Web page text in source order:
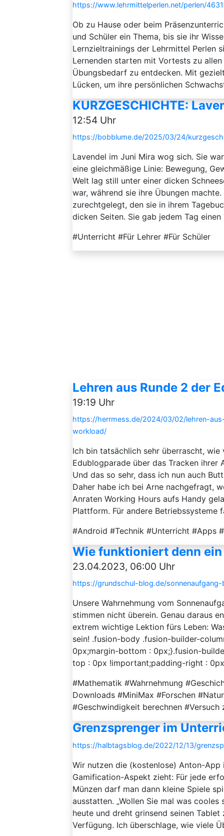
https://www.lehrmittelperlen.net/perlen/
Ob zu Hause oder beim
und Schüler ein Thema, bis sie ihr
Lernzieltrainings der Lehrmittel Perlen
Lernenden starten mit Vortests zu
Übungsbedarf zu entdecken. Mit
Lücken, um ihre persönlichen
KURZGESCHICHTE:
12:54 Uhr
https://bobblume.de/2025/03/24/
Lavendel im Juni Mira wog sich. Sie
eine gleichmäßige Linie: Bewegung,
Welt lag still unter einer dicken
war, während sie ihre Übungen
zurechtgelegt, den sie in ihrem
dicken Seiten. Sie gab jedem Tag einen
#Unterricht #Für Lehrer #Für Schüler
Lehren aus Runde 2 der
19:19 Uhr
https://herrmess.de/2024/03/02/lehren-
workload/
Ich bin tatsächlich sehr überrascht,
Edublogparade über das Tracken ihrer
Und das so sehr, dass ich nun auch
Daher habe ich bei Arne nachgefragt,
Anraten Working Hours aufs Handy
Plattform. Für andere Betriebssysteme
#Android #Technik #Unterricht #Apps
Wie funktioniert denn
23.04.2023, 06:00 Uhr
https://grundschul-blog.de/
Unsere Wahrnehmung vom
stimmen nicht überein. Genau daraus
extrem wichtige Lektion fürs Leben:
sein! .fusion-body .fusion-builder-
0px;margin-bottom : 0px;}.fusion-
top : 0px !important;padding-right :
#Mathematik #Wahrnehmung
Downloads #MiniMax #Forschen
#Geschwindigkeit berechnen
Grenzsprenger im
https://halbtagsblog.de/2022/12/13/
Wir nutzen die (kostenlose) Anton-
Gamification-Aspekt zieht: Für jede
Münzen darf man dann kleine Spiele
ausstatten. „Wollen Sie mal was
heute und dreht grinsend seinen
Verfügung. Ich überschlage, wie viele